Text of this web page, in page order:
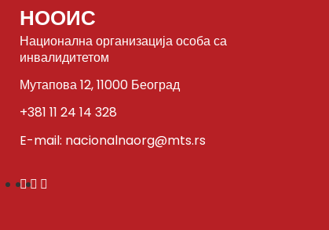
НООИС
Национална организација особа са
инвалидитетом
Мутапова 12, 11000 Београд
+381 11 24 14 328
E-mail: nacionalnaorg@mts.rs